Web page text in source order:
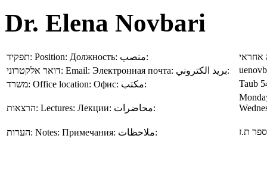
Dr. Elena Novbari
תפקיד: Position: Должность: منصب:
אחראי
דואר אלקטרוני: Email: Электронная почта: بريد الكتروني:
משרד: Office location: Офис: مكتب: Taub
הרצאות: Lectures: Лекции: محاضرات:
הערות: Notes: Примечания: ملاحظات: